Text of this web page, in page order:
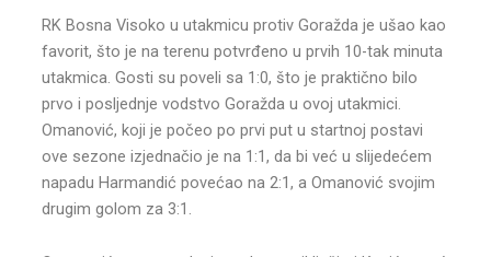
RK Bosna Visoko u utakmicu protiv Goražda je ušao kao
favorit, što je na terenu potvrđeno u prvih 10-tak minuta
utakmica. Gosti su poveli sa 1:0, što je praktično bilo
prvo i posljednje vodstvo Goražda u ovoj utakmici.
Omanović, koji je počeo po prvi put u startnoj postavi
ove sezone izjednačio je na 1:1, da bi već u slijedećem
napadu Harmandić povećao na 2:1, a Omanović svojim
drugim golom za 3:1.